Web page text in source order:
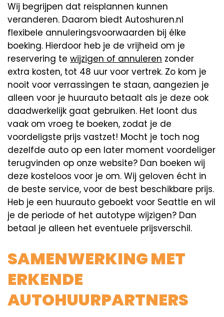
Wij begrijpen dat reisplannen kunnen
veranderen. Daarom biedt Autoshuren.nl
flexibele annuleringsvoorwaarden bij élke
boeking. Hierdoor heb je de vrijheid om je
reservering te wijzigen of annuleren zonder
extra kosten, tot 48 uur voor vertrek. Zo kom je
nooit voor verrassingen te staan, aangezien je
alleen voor je huurauto betaalt als je deze ook
daadwerkelijk gaat gebruiken. Het loont dus
vaak om vroeg te boeken, zodat je de
voordeligste prijs vastzet! Mocht je toch nog
dezelfde auto op een later moment voordeliger
terugvinden op onze website? Dan boeken wij
deze kosteloos voor je om. Wij geloven écht in
de beste service, voor de best beschikbare prijs.
Heb je een huurauto geboekt voor Seattle en wil
je de periode of het autotype wijzigen? Dan
betaal je alleen het eventuele prijsverschil.
SAMENWERKING MET
ERKENDE
AUTOHUURPARTNERS